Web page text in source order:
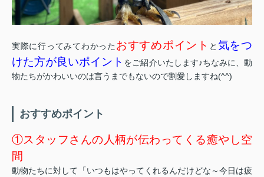
実際に行ってみてわかった おすすめポイント と 気をつ
けた方が良いポイント をご紹介いたします♪ちなみに、動
物たちがかわいいのは言うまでもないので割愛しますね(^^)
おすすめポイント
①スタッフさんの人柄が伝わってくる癒やし空
間
動物たちに対して「いつもはやってくれるんだけどな～今日は疲